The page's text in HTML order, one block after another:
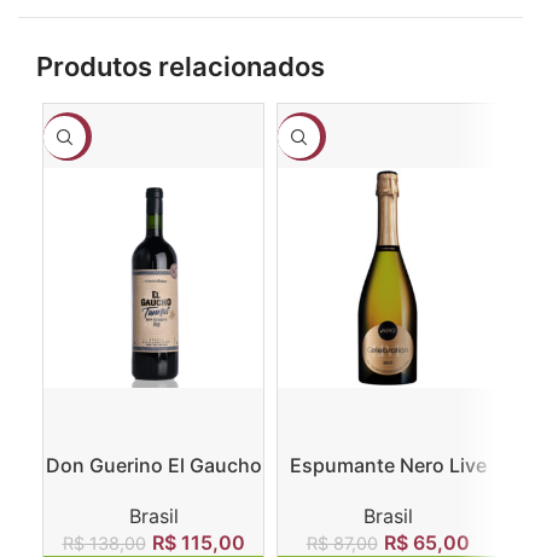
Produtos relacionados
-17%
Don Guerino El Gaucho
Brasil
R$138,00 R$115,00
-25%
Espumante Nero Live
Brasil
R$87,00 R$65,00